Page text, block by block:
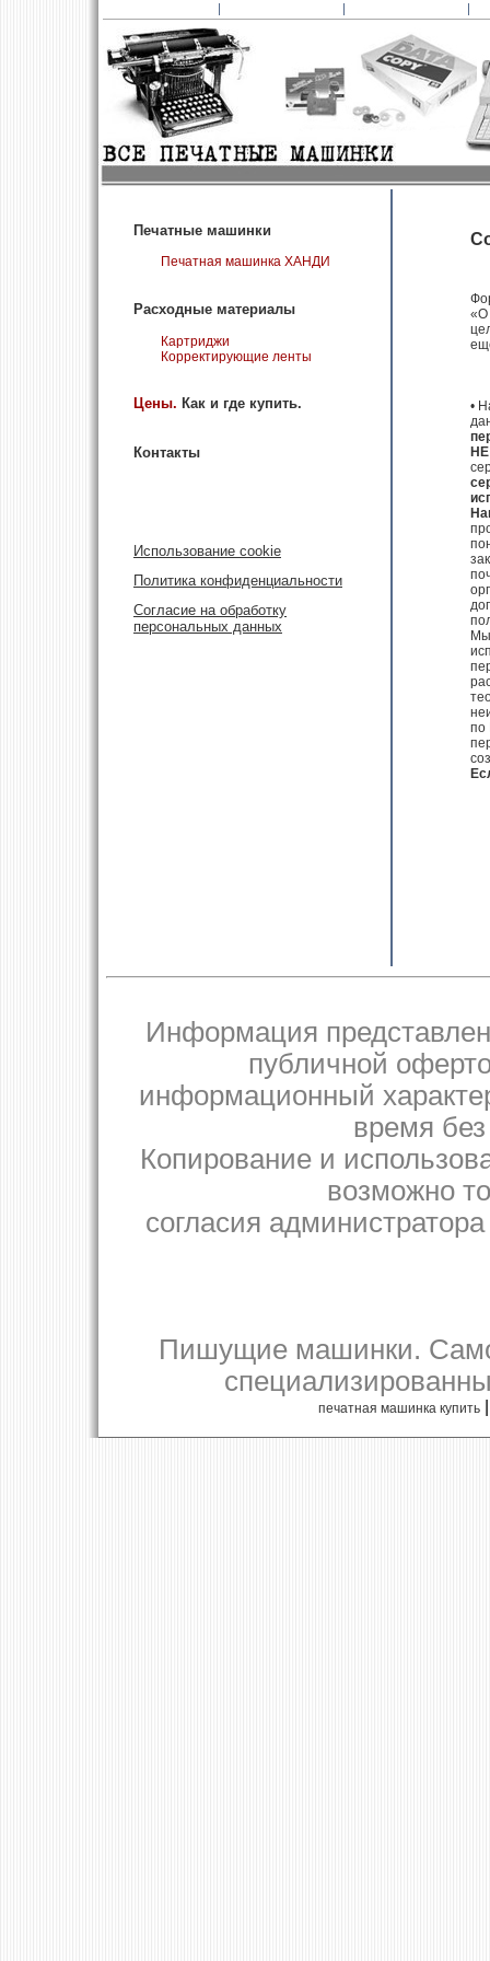
Печатные машинки
Печатная машинка XAНДИ
Расходные материалы
Картриджи
Корректирующие ленты
Цены. Как и где купить.
Контакты
Использование cookie
Политика конфиденциальности
Согласие на обработку
персональных данных
«О
•
по
Информация
публичной
информационный
время
Копирование и
возможно
согласия
Пишущие машинки.
печатная машинка купить